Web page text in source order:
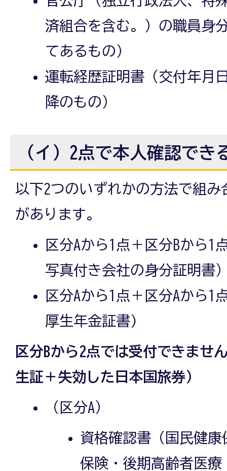
済組合を含む。）の職員身
てあるもの）
運転経歴証明書（交付年月
降のもの）
（イ）2点で本人確認でき
以下2つのいずれかの方法で組
があります。
区分Aから1点＋区分Bから
写真付き会社の身分証明書
区分Aから1点＋区分Aから
厚生年金証書)
区分Bから2点では受付できませ
生証＋失効した日本国旅券）
（区分A）
資格確認書（国民健
保険・後期高齢者医